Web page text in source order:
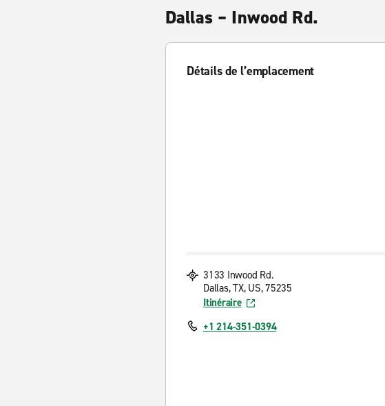
Dallas – Inwood Rd.
Détails de l’emplacement
3133 Inwood Rd.
Dallas, TX, US, 75235
Itinéraire
+1 214-351-0394